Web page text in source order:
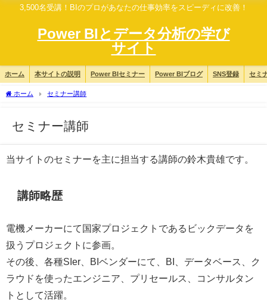
3,500名受講！BIのプロがあなたの仕事効率をスピーディに改善！
Power BIとデータ分析の学び
サイト
ホーム 本サイトの説明 Power BIセミナー Power BIブログ SNS登録 セミ
ホーム セミナー講師
セミナー講師
当サイトのセミナーを主に担当する講師の鈴木貴雄です。
講師略歴
電機メーカーにて国家プロジェクトであるビックデータを
扱うプロジェクトに参画。
その後、各種SIer、BIベンダーにて、BI、データベース、ク
ラウドを使ったエンジニア、プリセールス、コンサルタン
トとして活躍。